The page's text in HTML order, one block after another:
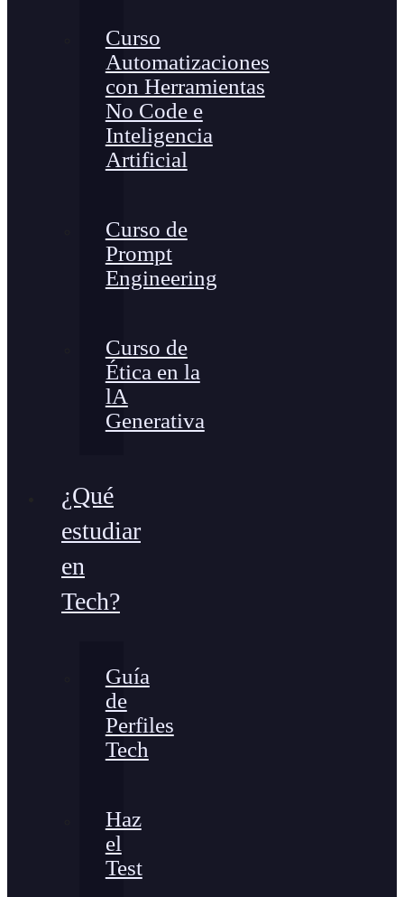
Curso
Automatizaciones
con Herramientas
No Code e
Inteligencia
Artificial
Curso de
Prompt
Engineering
Curso de
Ética en la
lA
Generativa
¿Qué
estudiar
en
Tech?
Guía
de
Perfiles
Tech
Haz
el
Test